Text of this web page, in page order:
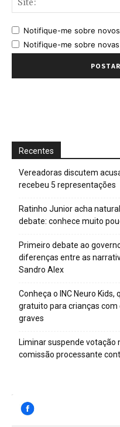
Notifique-me sobre
Notifique-me sobre
Recentes
Vereadoras discutem
recebeu 5 representações
Ratinho Junior acha
debate: conhece muito
Primeiro debate ao
diferenças entre as
Sandro Alex
Conheça o INC Neuro
gratuito para crianças com
graves
Liminar suspende votação
comissão processante